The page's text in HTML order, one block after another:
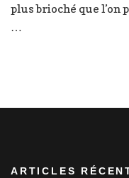
plus brioché que
…
ARTICLES